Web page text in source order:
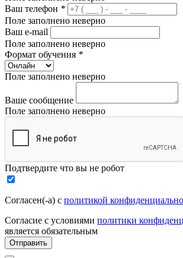
Ваш телефон *
Поле заполнено неверно
Ваш e-mail
Поле заполнено неверно
Формат обучения *
Поле заполнено неверно
Ваше сообщение
Поле заполнено неверно
Подтвердите что вы не робот
Согласен(-а) с политикой
Согласие с условиями политики
является обязательным
Отправить